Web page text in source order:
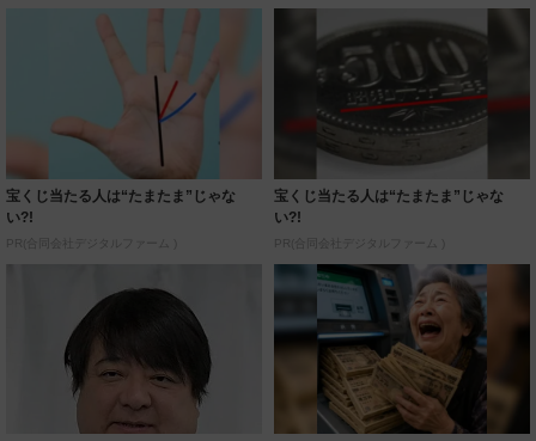
宝くじ当たる人は“たまたま”じゃな
い?!
PR(合同会社デジタルファーム )
宝くじ当たる人は“たまたま”じゃな
い?!
PR(合同会社デジタルファーム )